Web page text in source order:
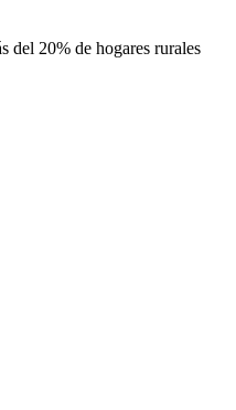
del 20% de hogares rurales